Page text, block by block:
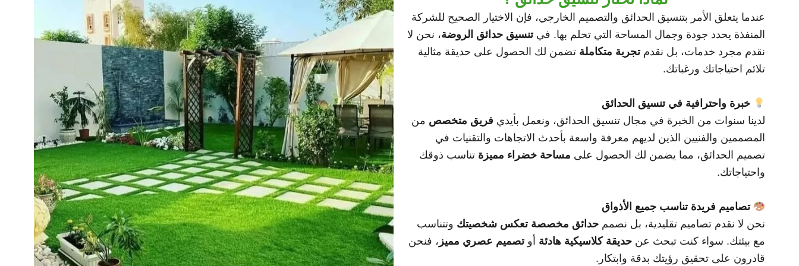
عندما يتعلق الأمر بتنسيق الحدائق والتصميم الخارجي، فإن الاختيار الصحيح للشركة
المنفذة يحدد جودة وجمال المساحة التي تحلم بها. فيتنسيق حدائق الروضة، نحن لا
نقدم مجرد خدمات، بل نقدمتجربة متكاملة تضمن لك الحصول على حديقة مثالية
تلائم احتياجاتك ورغباتك.
خبرة واحترافية في تنسيق الحدائق
لدينا سنوات من الخبرة في مجال تنسيق الحدائق، ونعمل بأيدي فريق متخصص من
المصممين والفنيين الذين لديهم معرفة واسعة بأحدث الاتجاهات والتقنيات في
تصميم الحدائق، مما يضمن لك الحصول على مساحة خضراء مميزة تناسب ذوقك
واحتياجاتك.
تصاميم فريدة تناسب جميع الأذواق
نحن لا نقدم تصاميم تقليدية، بل نصمم حدائق مخصصة تعكس شخصيتك وتتناسب
مع بيئتك. سواء كنت تبحث عن حديقة كلاسيكية هادئة أوتصميم عصري مميز ، فنحن
قادرون على تحقيق رؤيتك بدقة وابتكار.